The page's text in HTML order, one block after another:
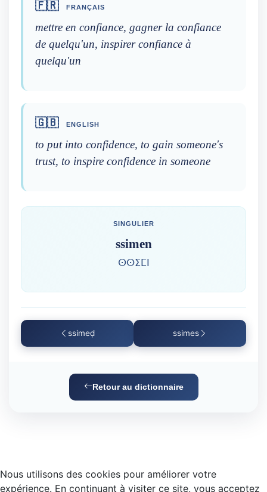
🇫🇷 FRANÇAIS
mettre en confiance, gagner la confiance
de quelqu'un, inspirer confiance à
quelqu'un
🇬🇧 ENGLISH
to put into confidence, to gain someone's
trust, to inspire confidence in someone
SINGULIER
ssimen
ⵙⵙⵉⵎⵏ
ssimeḍ ssimes
Retour au dictionnaire
Nous utilisons des cookies pour améliorer votre
expérience. En continuant à visiter ce site, vous acceptez